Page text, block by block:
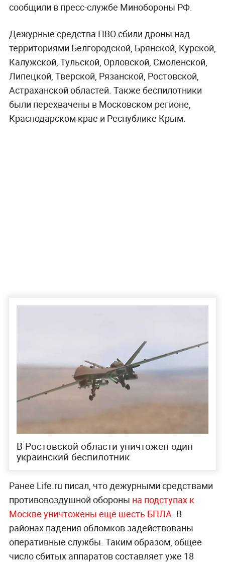
сообщили в пресс-службе Минобороны РФ.
Дежурные средства ПВО сбили дроны над
территориями Белгородской, Брянской, Курской,
Калужской, Тульской, Орловской, Смоленской,
Липецкой, Тверской, Рязанской, Ростовской,
Астраханской областей. Также беспилотники
были перехвачены в Московском регионе,
Краснодарском крае и Республике Крым.
В Ростовской области уничтожен один
украинский беспилотник
Ранее Life.ru писал, что дежурными средствами
противовоздушной обороны на подступах к
Москве уничтожены ещё шесть БПЛА. В
районах падения обломков задействованы
оперативные службы. Таким образом, общее
число сбитых аппаратов составляет уже 18